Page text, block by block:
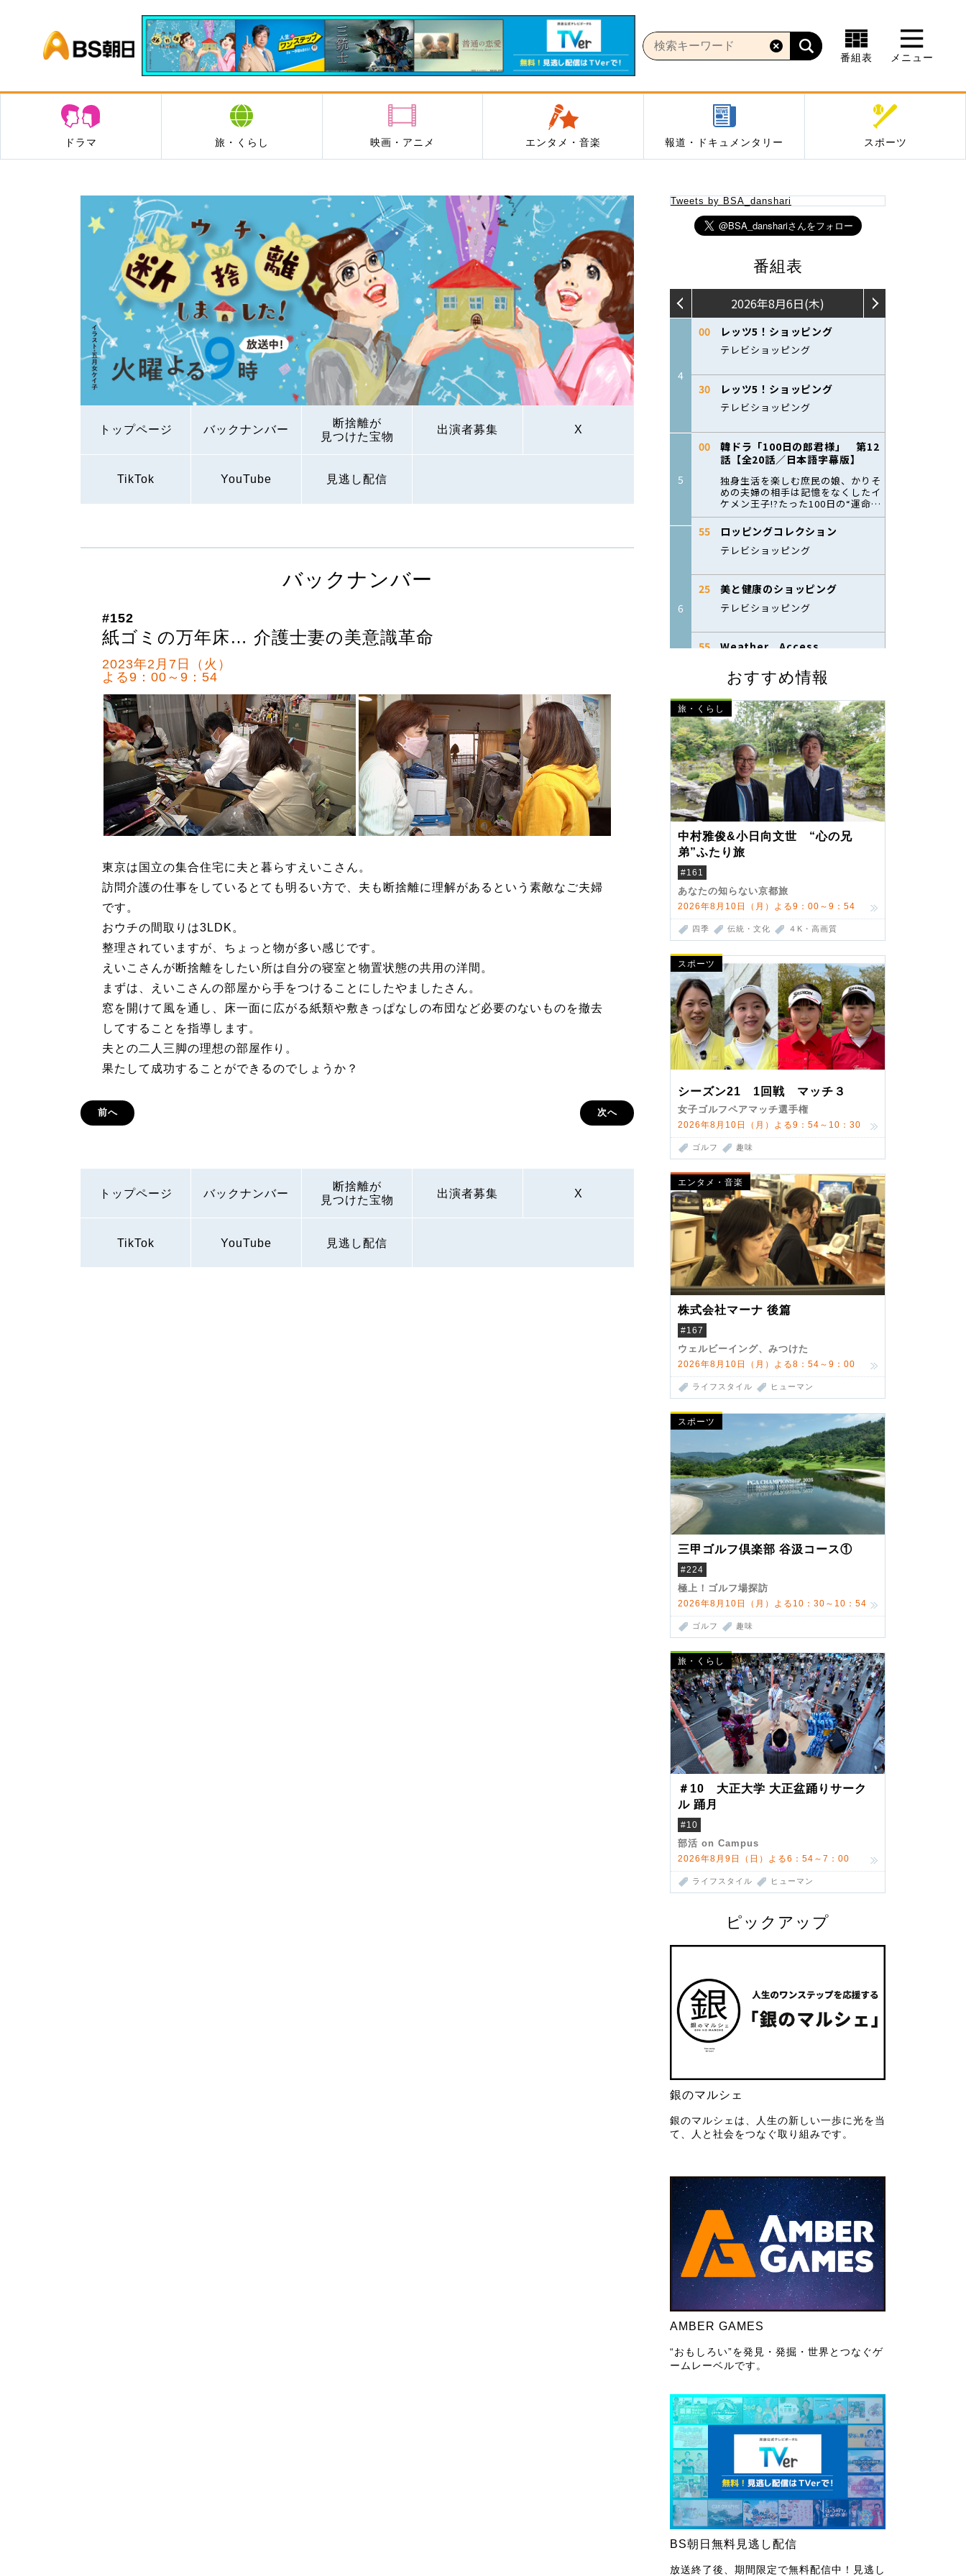
BS朝日
番組表 メニュー
ドラマ 旅・くらし 映画・アニメ エンタメ・音楽 報道・ドキュメンタリー スポーツ
トップページ バックナンバー
断捨離が
見つけた宝物
出演者募集 X
TikTok YouTube 見逃し配信
Tweets by BSA_danshari
番組表
おすすめ情報
旅・くらし
中村雅俊&小日向文世 “心の兄
弟”ふたり旅
#161
あなたの知らない京都旅
2026年8月10日（月）よる9：00～9：54
四季 伝統・文化 ４K・高画質
スポーツ
シーズン21 1回戦 マッチ３
女子ゴルフペアマッチ選手権
2026年8月10日（月）よる9：54～10：30
ゴルフ 趣味
エンタメ・音楽
株式会社マーナ 後篇
#167
ウェルビーイング、みつけた
2026年8月10日（月）よる8：54～9：00
ライフスタイル ヒューマン
スポーツ
三甲ゴルフ倶楽部 谷汲コース①
#224
極上！ゴルフ場探訪
2026年8月10日（月）よる10：30～10：54
ゴルフ 趣味
旅・くらし
＃10 大正大学 大正盆踊りサーク
ル 踊月
#10
部活 on Campus
2026年8月9日（日）よる6：54～7：00
ライフスタイル ヒューマン
ピックアップ
銀のマルシェ
銀のマルシェは、人生の新しい一歩に光を当
て、人と社会をつなぐ取り組みです。
AMBER GAMES
“おもしろい”を発見・発掘・世界とつなぐゲ
ームレーベルです。
BS朝日無料見逃し配信
放送終了後、期間限定で無料配信中！見逃し
バックナンバー
#152
紙ゴミの万年床… 介護士妻の美意識革命
2023年2月7日（火）
よる9：00～9：54
東京は国立の集合住宅に夫と暮らすえいこさん。
訪問介護の仕事をしているとても明るい方で、夫も断捨離に理解があるという素敵なご夫婦
です。
おウチの間取りは3LDK。
整理されていますが、ちょっと物が多い感じです。
えいこさんが断捨離をしたい所は自分の寝室と物置状態の共用の洋間。
まずは、えいこさんの部屋から手をつけることにしたやましたさん。
窓を開けて風を通し、床一面に広がる紙類や敷きっぱなしの布団など必要のないものを撤去
してすることを指導します。
夫との二人三脚の理想の部屋作り。
果たして成功することができるのでしょうか？
前へ 次へ
トップページ バックナンバー
断捨離が
見つけた宝物
出演者募集 X
TikTok YouTube 見逃し配信